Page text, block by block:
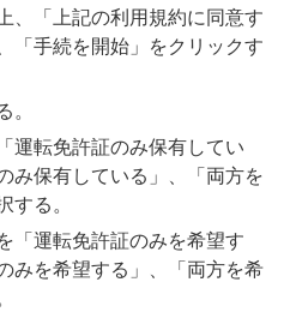
、「上記の利用規約に同意す
「手続を開始」をクリックす
運転免許証のみ保有してい
み保有している」、「両方を
る。
「運転免許証のみを希望す
みを希望する」、「両方を希